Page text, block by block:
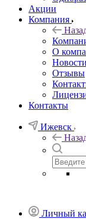
Акции
Компания
О
Новости
Отзывы
Контакты
Ижевск
Личный